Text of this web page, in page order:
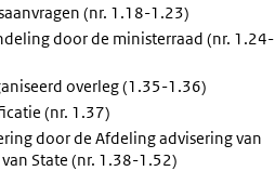
(nr. 1.18-1.23)
door de ministerraad (nr. 1.24-
overleg (1.35-1.36)
(nr. 1.37)
door de Afdeling advisering van
van State (nr. 1.38-1.52)